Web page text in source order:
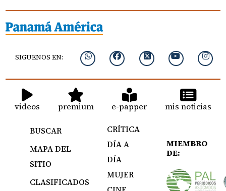
SIGUENOS EN:
videos premium e-papper mis noticias
BUSCAR
MAPA DEL
SITIO
CLASIFICADOS
CRÍTICA
DÍA A
DÍA
MUJER
MIEMBRO
DE: